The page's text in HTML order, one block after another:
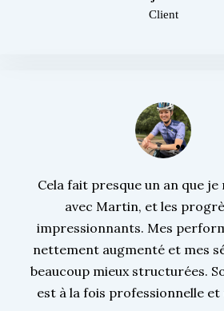
Client
Cela fait presque un an que je
avec Martin, et les
impressionnants. Mes
nettement augmenté et mes
beaucoup mieux structurées.
est à la fois professionnelle